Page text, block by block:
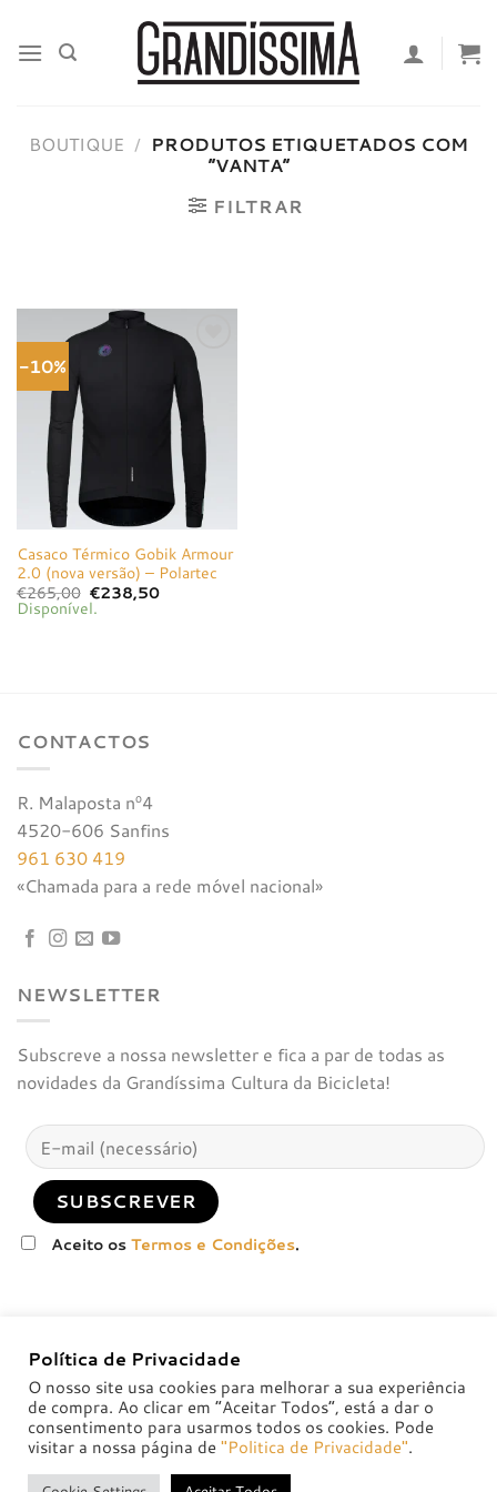
content
BOUTIQUE / PRODUTOS ETIQUETADOS COM
“VANTA”
FILTRAR
-10%
Adicionar
à lista de
desejos
Casaco Térmico Gobik Armour
2.0 (nova versão) – Polartec
€265,00 O
preço
original
€238,50O
Disponível.
CONTACTOS
R. Malaposta nº4
4520-606 Sanfins
961 630 419
«Chamada para a rede móvel nacional»
NEWSLETTER
Subscreve a nossa newsletter e fica a par de todas as
novidades da Grandíssima Cultura da Bicicleta!
Aceito osTermos e Condições.
POLÍTICAS DE TROCA E DEVOLUÇÃO
Política de Privacidade
O nosso site usa cookies para melhorar a sua experiência
de compra. Ao clicar em “Aceitar Todos”, está a dar o
consentimento para usarmos todos os cookies. Pode
visitar a nossa página de"Politica de Privacidade".